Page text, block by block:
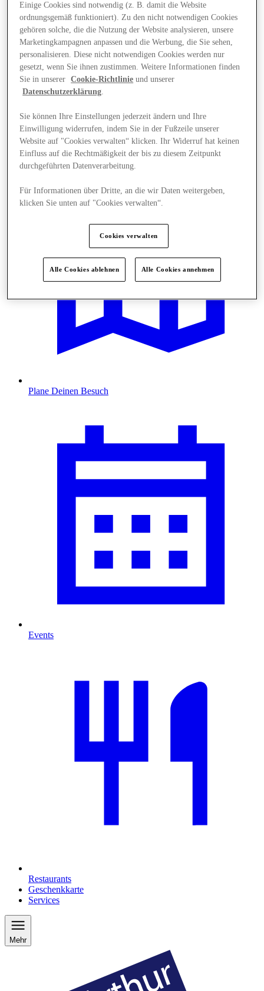
Angebote
Plane Deinen Besuch
Events
Restaurants
Geschenkkarte
Services
Mehr
Einige Cookies sind notwendig (z. B. damit die Website
ordnungsgemäß funktioniert). Zu den nicht notwendigen Cookies
gehören solche, die die Nutzung der Website analysieren, unsere
Marketingkampagnen anpassen und die Werbung, die Sie sehen,
personalisieren. Diese nicht notwendigen Cookies werden nur
gesetzt, wenn Sie ihnen zustimmen. Weitere Informationen finden
Sie in unserer
Cookie-Richtlinie und unserer
Datenschutzerklärung.
Sie können Ihre Einstellungen jederzeit ändern und Ihre
Einwilligung widerrufen, indem Sie in der Fußzeile unserer
Website auf "Cookies verwalten“ klicken. Ihr Widerruf hat keinen
Einfluss auf die Rechtmäßigkeit der bis zu diesem Zeitpunkt
durchgeführten Datenverarbeitung.
Für Informationen über Dritte, an die wir Daten weitergeben,
klicken Sie unten auf "Cookies verwalten“.
Cookies verwalten
Alle Cookies ablehnen Alle Cookies annehmen